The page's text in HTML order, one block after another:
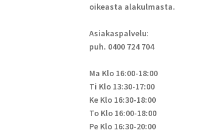
oikeasta alakulmasta.
Asiakaspalvelu:
puh. 0400 724 704
Ma Klo 16:00-18:00
Ti Klo 13:30-17:00
Ke Klo 16:30-18:00
To Klo 16:00-18:00
Pe Klo 16:30-20:00